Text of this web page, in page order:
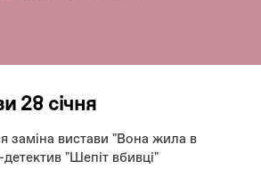
28 січня
заміна вистави "Вона жила в
"Шепіт вбивці"